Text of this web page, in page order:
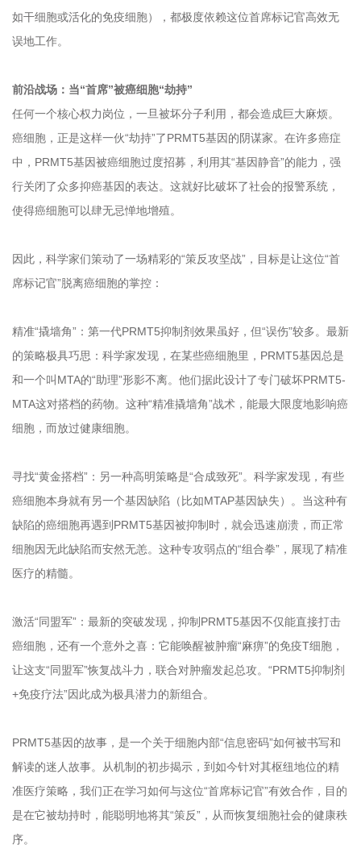
如干细胞或活化的免疫细胞），都极度依赖这位首席标记官高效无
误地工作。
前沿战场：当“首席”被癌细胞“劫持”
任何一个核心权力岗位，一旦被坏分子利用，都会造成巨大麻烦。
癌细胞，正是这样一伙“劫持”了PRMT5基因的阴谋家。在许多癌症
中，PRMT5基因被癌细胞过度招募，利用其“基因静音”的能力，强
行关闭了众多抑癌基因的表达。这就好比破坏了社会的报警系统，
使得癌细胞可以肆无忌惮地增殖。
因此，科学家们策动了一场精彩的“策反攻坚战”，目标是让这位“首
席标记官”脱离癌细胞的掌控：
精准“撬墙角”：第一代PRMT5抑制剂效果虽好，但“误伤”较多。最新
的策略极具巧思：科学家发现，在某些癌细胞里，PRMT5基因总是
和一个叫MTA的“助理”形影不离。他们据此设计了专门破坏PRMT5-
MTA这对搭档的药物。这种“精准撬墙角”战术，能最大限度地影响癌
细胞，而放过健康细胞。
寻找“黄金搭档”：另一种高明策略是“合成致死”。科学家发现，有些
癌细胞本身就有另一个基因缺陷（比如MTAP基因缺失）。当这种有
缺陷的癌细胞再遇到PRMT5基因被抑制时，就会迅速崩溃，而正常
细胞因无此缺陷而安然无恙。这种专攻弱点的“组合拳”，展现了精准
医疗的精髓。
激活“同盟军”：最新的突破发现，抑制PRMT5基因不仅能直接打击
癌细胞，还有一个意外之喜：它能唤醒被肿瘤“麻痹”的免疫T细胞，
让这支“同盟军”恢复战斗力，联合对肿瘤发起总攻。“PRMT5抑制剂
+免疫疗法”因此成为极具潜力的新组合。
PRMT5基因的故事，是一个关于细胞内部“信息密码”如何被书写和
解读的迷人故事。从机制的初步揭示，到如今针对其枢纽地位的精
准医疗策略，我们正在学习如何与这位“首席标记官”有效合作，目的
是在它被劫持时，能聪明地将其“策反”，从而恢复细胞社会的健康秩
序。